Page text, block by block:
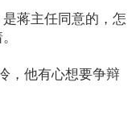
蒋主任同意的，怎
他有心想要争辩